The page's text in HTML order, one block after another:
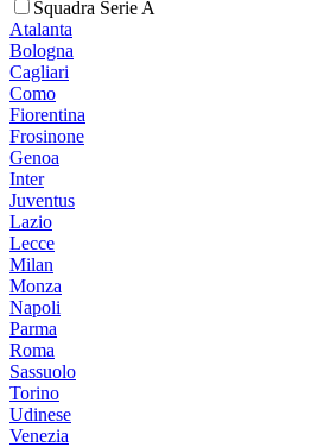
Squadra Serie A
Atalanta
Bologna
Cagliari
Como
Fiorentina
Frosinone
Genoa
Inter
Juventus
Lazio
Lecce
Milan
Monza
Napoli
Parma
Roma
Sassuolo
Torino
Udinese
Venezia